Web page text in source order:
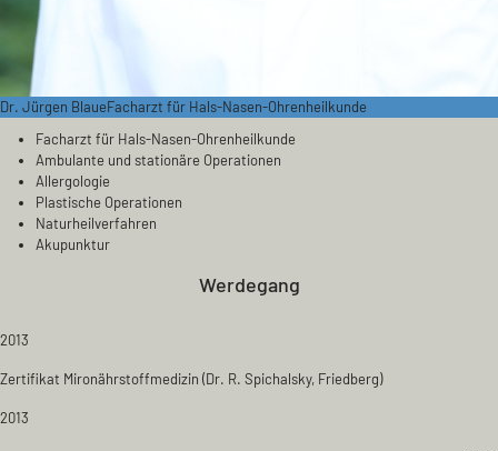
Dr. Jürgen BlaueFacharzt für Hals-Nasen-Ohrenheilkunde
Facharzt für Hals-Nasen-Ohrenheilkunde
Ambulante und stationäre Operationen
Allergologie
Plastische Operationen
Naturheilverfahren
Akupunktur
Werdegang
2013
Zertifikat Mironährstoffmedizin (Dr. R. Spichalsky, Friedberg)
2013